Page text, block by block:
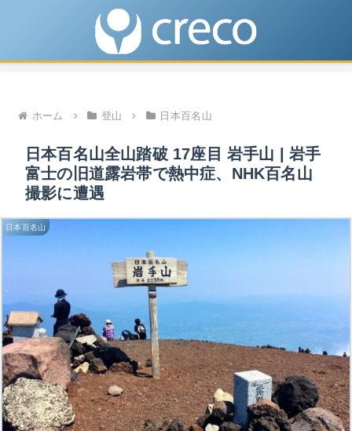
ホーム 登山 日本百名山
日本百名山全山踏破 17座目 岩手山 | 岩手
富士の旧道露岩帯で熱中症、NHK百名山
撮影に遭遇
日本百名山